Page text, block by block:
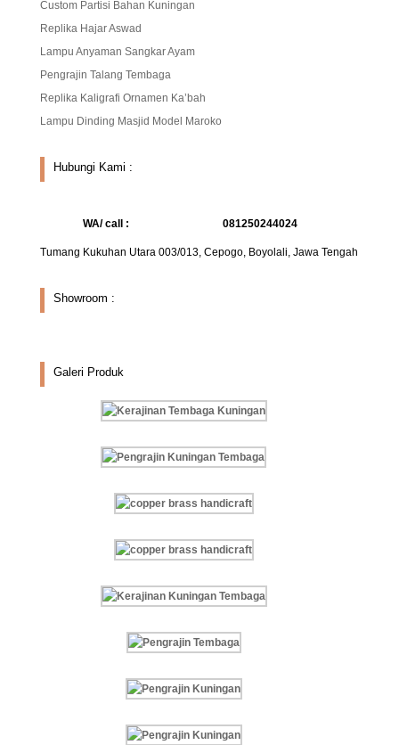
Custom Partisi Bahan Kuningan
Replika Hajar Aswad
Lampu Anyaman Sangkar Ayam
Pengrajin Talang Tembaga
Replika Kaligrafi Ornamen Ka’bah
Lampu Dinding Masjid Model Maroko
Hubungi Kami :
WA/ call : 081250244024
Tumang Kukuhan Utara 003/013, Cepogo, Boyolali, Jawa Tengah
Showroom :
Galeri Produk